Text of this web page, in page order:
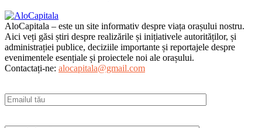
AloCapitala – este un site informativ despre viața orașului nostru.
Aici veți găsi știri despre realizările și inițiativele autorităților, și
administrației publice, deciziile importante și reportajele despre
evenimentele esențiale și proiectele noi ale orașului.
Contactați-ne: alocapitala@gmail.com